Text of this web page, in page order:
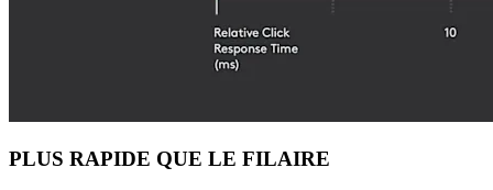
PLUS RAPIDE QUE LE FILAIRE